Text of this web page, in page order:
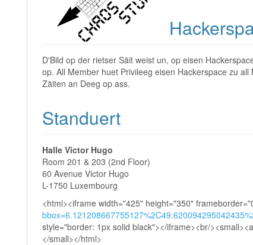
D'Bild op der rietser Säit weist un, op eisen
op. All Member huet Privileeg eisen Hackerspace zu
Zäiten an Deeg op ass.
Standuert
Halle Victor Hugo
Room 201 & 203 (2nd Floor)
60 Avenue Victor Hugo
L-1750 Luxembourg
<html><iframe width="425" height="350"
style="border: 1px solid black"></iframe><br/
</small></html>